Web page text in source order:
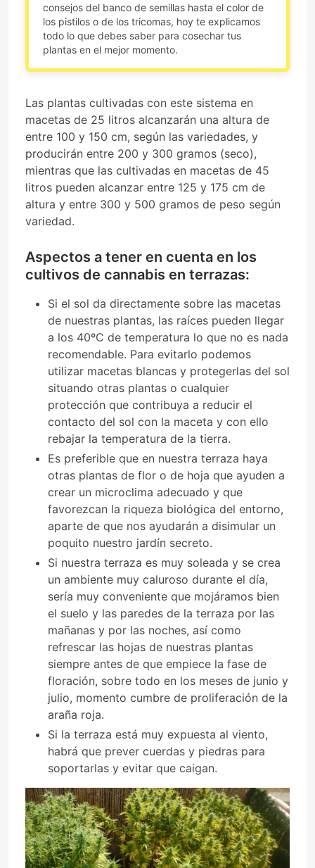
consejos del banco de semillas hasta el color de
los pistilos o de los tricomas, hoy te explicamos
todo lo que debes saber para cosechar tus
plantas en el mejor momento.
Las plantas cultivadas con este sistema en
macetas de 25 litros alcanzarán una altura de
entre 100 y 150 cm, según las variedades, y
producirán entre 200 y 300 gramos (seco),
mientras que las cultivadas en macetas de 45
litros pueden alcanzar entre 125 y 175 cm de
altura y entre 300 y 500 gramos de peso según
variedad.
Aspectos a tener en cuenta en los
cultivos de cannabis en terrazas:
Si el sol da directamente sobre las macetas
de nuestras plantas, las raíces pueden llegar
a los 40ºC de temperatura lo que no es nada
recomendable. Para evitarlo podemos
utilizar macetas blancas y protegerlas del sol
situando otras plantas o cualquier
protección que contribuya a reducir el
contacto del sol con la maceta y con ello
rebajar la temperatura de la tierra.
Es preferible que en nuestra terraza haya
otras plantas de flor o de hoja que ayuden a
crear un microclima adecuado y que
favorezcan la riqueza biológica del entorno,
aparte de que nos ayudarán a disimular un
poquito nuestro jardín secreto.
Si nuestra terraza es muy soleada y se crea
un ambiente muy caluroso durante el día,
sería muy conveniente que mojáramos bien
el suelo y las paredes de la terraza por las
mañanas y por las noches, así como
refrescar las hojas de nuestras plantas
siempre antes de que empiece la fase de
floración, sobre todo en los meses de junio y
julio, momento cumbre de proliferación de la
araña roja.
Si la terraza está muy expuesta al viento,
habrá que prever cuerdas y piedras para
soportarlas y evitar que caigan.